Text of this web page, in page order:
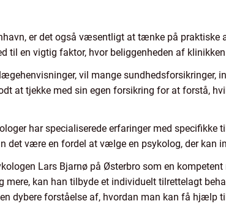
er det også væsentligt at tænke på praktiske
til en vigtig faktor, hvor beliggenheden af
vil mange sundhedsforsikringer,
at tjekke med sin egen forsikring for at forstå,
har specialiserede erfaringer med specifikke
det være en fordel at vælge en psykolog, der kan
Lars Bjarnø på Østerbro som en
mere, kan han tilbyde et individuelt tilrettelagt
dybere forståelse af, hvordan man kan få hjælp